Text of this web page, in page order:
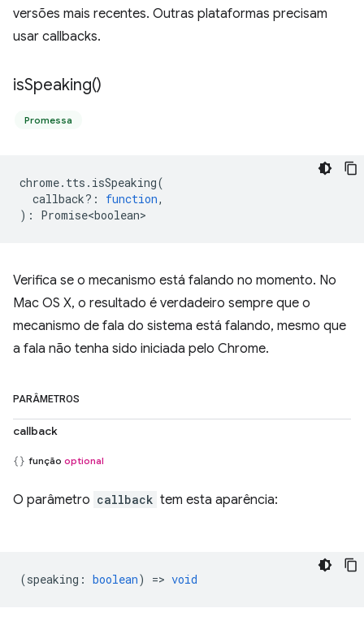
versões mais recentes. Outras plataformas precisam
usar callbacks.
isSpeaking()
Promessa
chrome. tts . isSpeaking(
callback? : function,
) : Promise<boolean>
Verifica se o mecanismo está falando no momento. No
Mac OS X, o resultado é verdadeiro sempre que o
mecanismo de fala do sistema está falando, mesmo que
a fala não tenha sido iniciada pelo Chrome.
PARÂMETROS
callback
função optional
O parâmetro callback tem esta aparência:
(speaking : boolean) => void